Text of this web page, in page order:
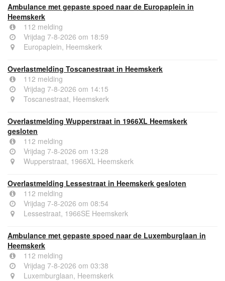
Ambulance met gepaste spoed naar de Europaplein in
Heemskerk
112 melding
Vrijdag 7-8-2026 om 18:59
Europaplein, Heemskerk
Overlastmelding Toscanestraat in Heemskerk
112 melding
Vrijdag 7-8-2026 om 14:15
Toscanestraat, Heemskerk
Overlastmelding Wupperstraat in 1966XL Heemskerk
gesloten
112 melding
Vrijdag 7-8-2026 om 13:28
Wupperstraat, 1966XL Heemskerk
Overlastmelding Lessestraat in Heemskerk gesloten
112 melding
Vrijdag 7-8-2026 om 08:54
Lessestraat, 1966SE Heemskerk
Ambulance met gepaste spoed naar de Luxemburglaan in
Heemskerk
112 melding
Vrijdag 7-8-2026 om 03:38
Luxemburglaan, Heemskerk